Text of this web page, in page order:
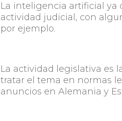
La inteligencia artificial ya
actividad judicial, con
por ejemplo.
La actividad legislativa es
tratar el tema en normas
anuncios en Alemania y